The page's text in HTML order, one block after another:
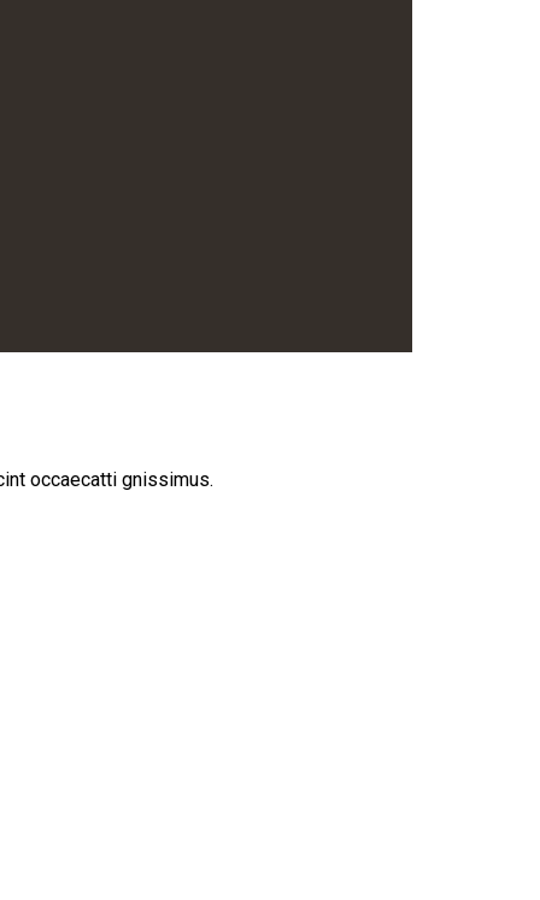
occaecatti gnissimus.